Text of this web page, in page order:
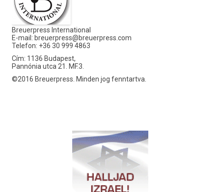
Breuerpress International
E-mail: breuerpress@breuerpress.com
Telefon: +36 30 999 4863
Cím: 1136 Budapest,
Pannónia utca 21. MF.3.
©2016 Breuerpress. Minden jog fenntartva.